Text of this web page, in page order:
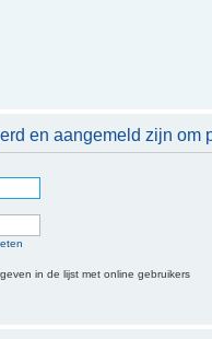
en aangemeld zijn om
in de lijst met online gebruikers